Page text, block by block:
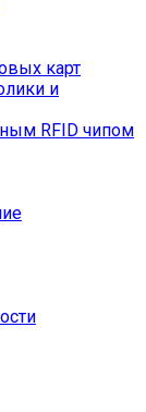
карт
и
RFID чипом